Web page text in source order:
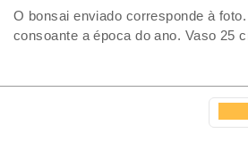
O bonsai enviado corresponde à
consoante a época do ano. Vaso 25